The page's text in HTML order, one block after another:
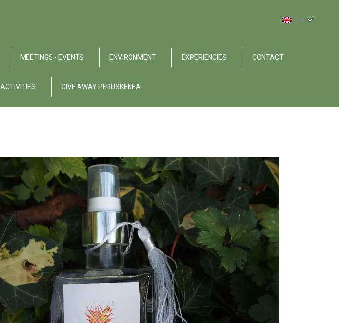
EN
MEETINGS - EVENTS ENVIRONMENT EXPERIENCIES CONTACT
ACTIVITIES GIVE AWAY PERUSKENEA